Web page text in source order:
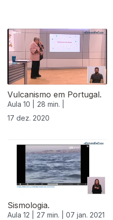
Vulcanismo em Portugal.
Aula 10 |
28 min. |
17 dez. 2020
515460
Sismologia.
Aula 12 | 27 min. | 07 jan. 2021